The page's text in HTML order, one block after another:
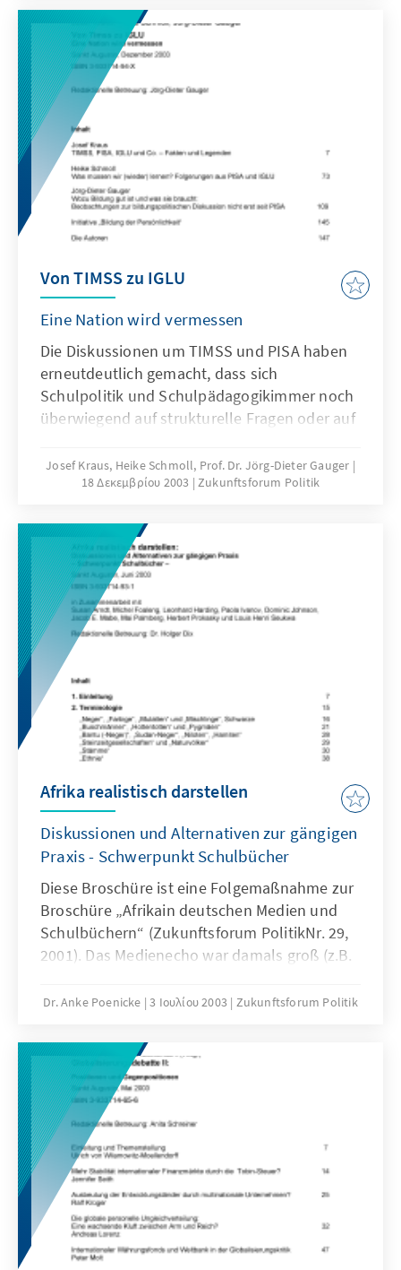
zu bringen.
Von TIMSS zu IGLU
Eine Nation wird vermessen
Die Diskussionen um TIMSS und PISA haben
erneutdeutlich gemacht, dass sich
Schulpolitik und Schulpädagogikimmer noch
überwiegend auf strukturelle Fragen oder auf
konzentrieren. Bildung kann sich jedoch nicht
auf bloße Lesefertigkeiten oder das Lösen
naturwissenschaftlicher Textaufgaben
beschränken.
Josef Kraus, Heike Schmoll, Prof. Dr. Jörg-Dieter Gauger
18 Δεκεμβρίου 2003
Zukunftsforum Politik
Afrika realistisch darstellen
Diskussionen und Alternativen zur gängigen
Praxis - Schwerpunkt Schulbücher
Diese Broschüre ist eine Folgemaßnahme zur
Broschüre „Afrikain deutschen Medien und
Schulbüchern“ (Zukunftsforum PolitikNr. 29,
2001). Das Medienecho war damals groß (z.B.
Zeitung, Deutschlandfunk, WDR, ARD
Interesse bekundeten, organisierte die
Konrad-Adenauer-Stiftung (in
Zusammenarbeit mit dem Georg-Eckert-
Institut für Internationale
Schulbuchforschung) wenige Monate später
die Tagung „Afrika in den Schulbüchern“.
Dr. Anke Poenicke 3 Ιουλίου 2003 Zukunftsforum Politik